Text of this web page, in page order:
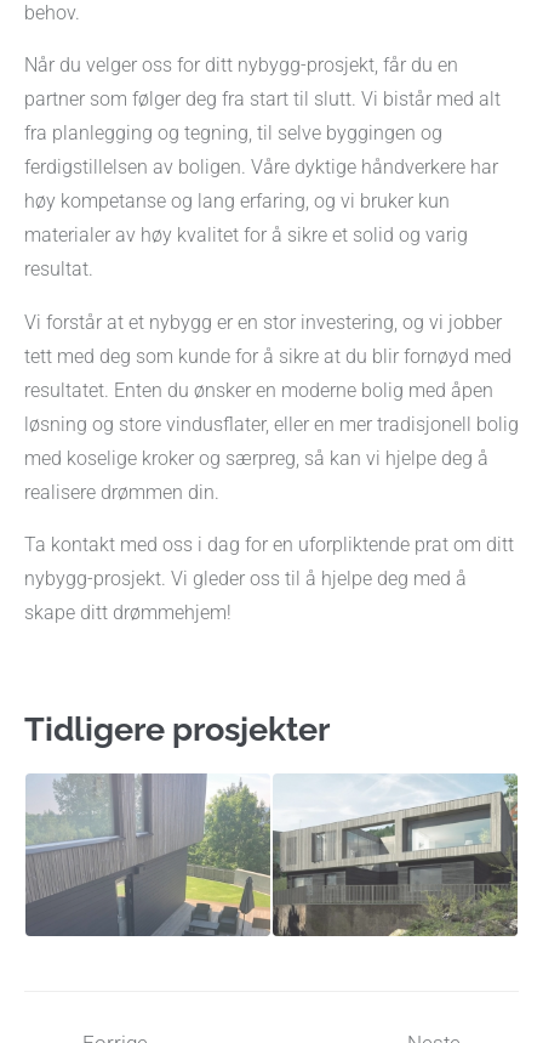
behov.
Når du velger oss for ditt nybygg-prosjekt, får du en
partner som følger deg fra start til slutt. Vi bistår med alt
fra planlegging og tegning, til selve byggingen og
ferdigstillelsen av boligen. Våre dyktige håndverkere har
høy kompetanse og lang erfaring, og vi bruker kun
materialer av høy kvalitet for å sikre et solid og varig
resultat.
Vi forstår at et nybygg er en stor investering, og vi jobber
tett med deg som kunde for å sikre at du blir fornøyd med
resultatet. Enten du ønsker en moderne bolig med åpen
løsning og store vindusflater, eller en mer tradisjonell bolig
med koselige kroker og særpreg, så kan vi hjelpe deg å
realisere drømmen din.
Ta kontakt med oss i dag for en uforpliktende prat om ditt
nybygg-prosjekt. Vi gleder oss til å hjelpe deg med å
skape ditt drømmehjem!
Tidligere prosjekter